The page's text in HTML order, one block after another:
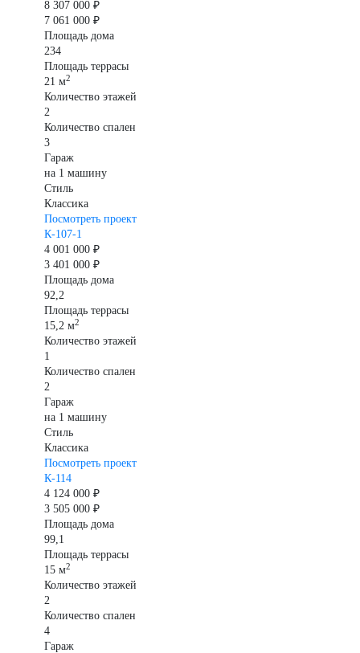
8 307 000 ₽
7 061 000 ₽
Площадь дома
234
Площадь террасы
21 м2
Количество этажей
2
Количество спален
3
Гараж
на 1 машину
Стиль
Классика
Посмотреть проект
К-107-1
4 001 000 ₽
3 401 000 ₽
Площадь дома
92,2
Площадь террасы
15,2 м2
Количество этажей
1
Количество спален
2
Гараж
на 1 машину
Стиль
Классика
Посмотреть проект
К-114
4 124 000 ₽
3 505 000 ₽
Площадь дома
99,1
Площадь террасы
15 м2
Количество этажей
2
Количество спален
4
Гараж